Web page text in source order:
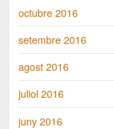
octubre 2016
setembre 2016
agost 2016
juliol 2016
juny 2016